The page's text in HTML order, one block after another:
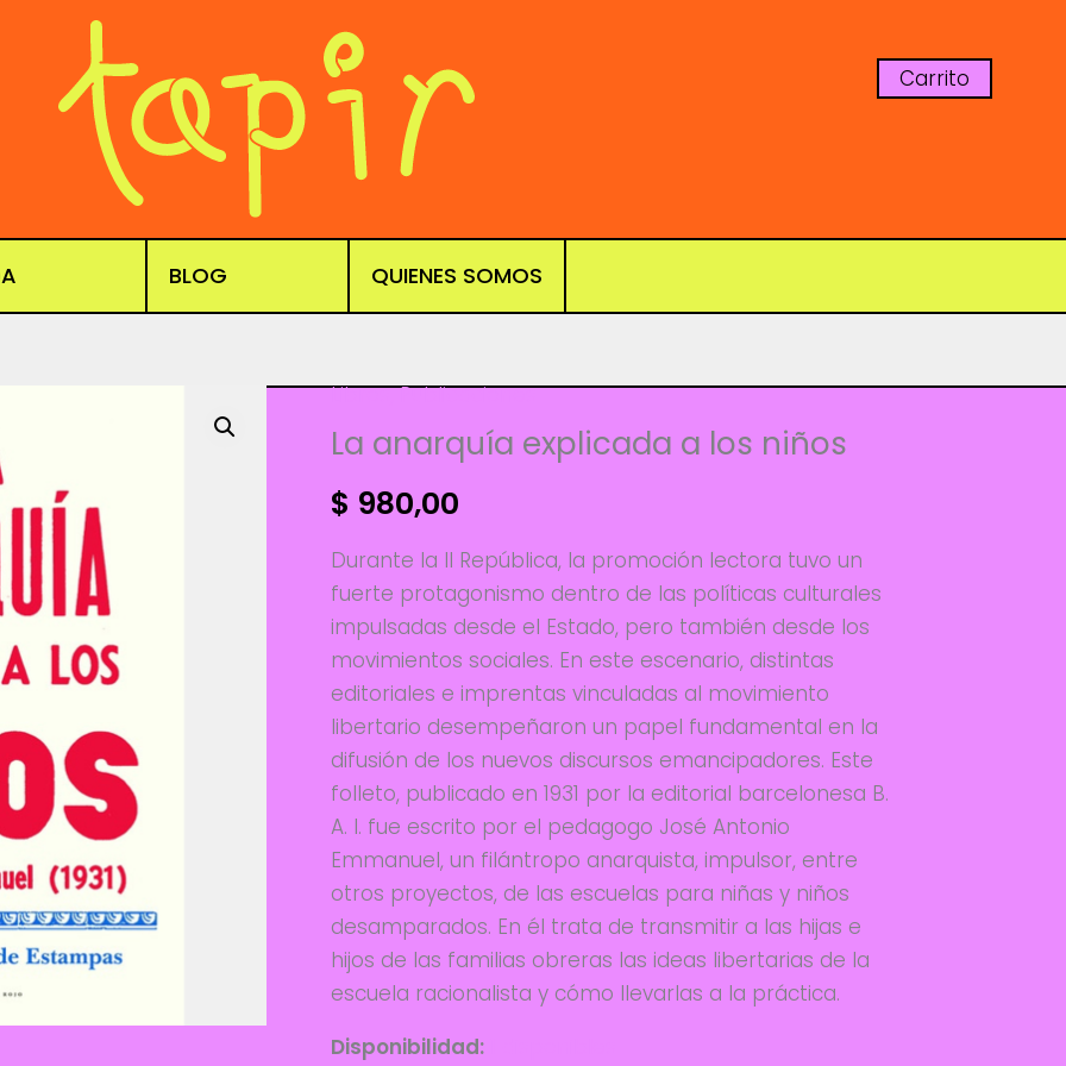
Carrito
BLOG QUIENES SOMOS
Libros,Publicaciones
La anarquía explicada a los niños
$ 980,00
Durante la II República, la promoción lectora tuvo un
fuerte protagonismo dentro de las políticas culturales
impulsadas desde el Estado, pero también desde los
movimientos sociales. En este escenario, distintas
editoriales e imprentas vinculadas al movimiento
libertario desempeñaron un papel fundamental en la
difusión de los nuevos discursos emancipadores. Este
folleto, publicado en 1931 por la editorial barcelonesa B.
A. I. fue escrito por el pedagogo José Antonio
Emmanuel, un filántropo anarquista, impulsor, entre
otros proyectos, de las escuelas para niñas y niños
desamparados. En él trata de transmitir a las hijas e
hijos de las familias obreras las ideas libertarias de la
escuela racionalista y cómo llevarlas a la práctica.
Disponibilidad: